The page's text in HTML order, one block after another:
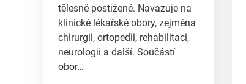
tělesně postižené. Navazuje na
klinické lékařské obory, zejména
chirurgii, ortopedii, rehabilitaci,
neurologii a další. Součástí
obor…